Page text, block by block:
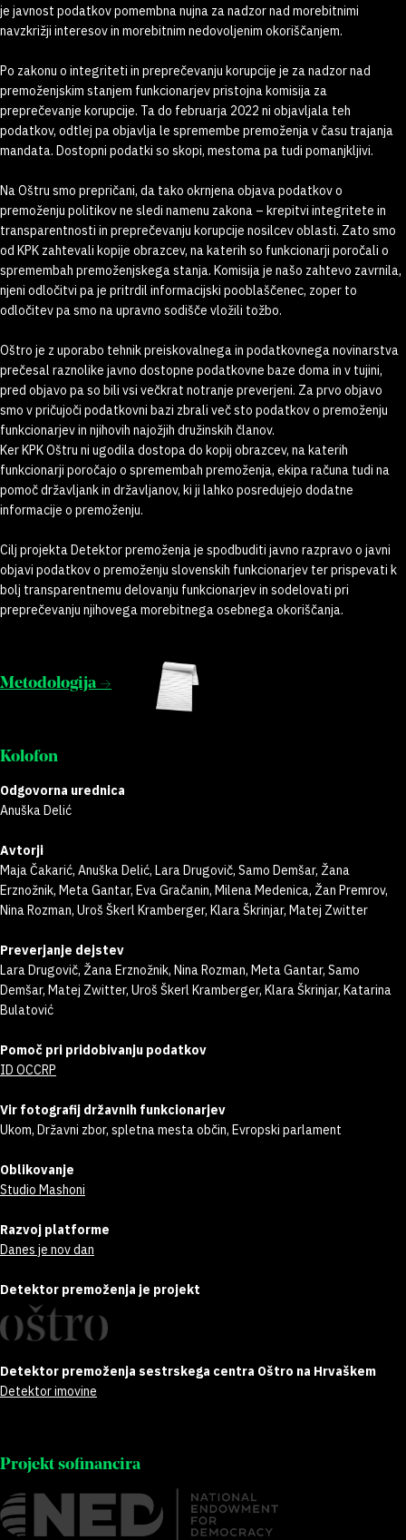
je javnost podatkov pomembna nujna za nadzor nad morebitnimi
navzkrižji interesov in morebitnim nedovoljenim okoriščanjem.
Po zakonu o integriteti in preprečevanju korupcije je za nadzor nad
premoženjskim stanjem funkcionarjev pristojna komisija za
preprečevanje korupcije. Ta do februarja 2022 ni objavljala teh
podatkov, odtlej pa objavlja le spremembe premoženja v času trajanja
mandata. Dostopni podatki so skopi, mestoma pa tudi pomanjkljivi.
Na Oštru smo prepričani, da tako okrnjena objava podatkov o
premoženju politikov ne sledi namenu zakona – krepitvi integritete in
transparentnosti in preprečevanju korupcije nosilcev oblasti. Zato smo
od KPK zahtevali kopije obrazcev, na katerih so funkcionarji poročali o
spremembah premoženjskega stanja. Komisija je našo zahtevo zavrnila,
njeni odločitvi pa je pritrdil informacijski pooblaščenec, zoper to
odločitev pa smo na upravno sodišče vložili tožbo.
Oštro je z uporabo tehnik preiskovalnega in podatkovnega novinarstva
prečesal raznolike javno dostopne podatkovne baze doma in v tujini,
pred objavo pa so bili vsi večkrat notranje preverjeni. Za prvo objavo
smo v pričujoči podatkovni bazi zbrali več sto podatkov o premoženju
funkcionarjev in njihovih najožjih družinskih članov.
Ker KPK Oštru ni ugodila dostopa do kopij obrazcev, na katerih
funkcionarji poročajo o spremembah premoženja, ekipa računa tudi na
pomoč državljank in državljanov, ki ji lahko posredujejo dodatne
informacije o premoženju.
Cilj projekta Detektor premoženja je spodbuditi javno razpravo o javni
objavi podatkov o premoženju slovenskih funkcionarjev ter prispevati k
bolj transparentnemu delovanju funkcionarjev in sodelovati pri
preprečevanju njihovega morebitnega osebnega okoriščanja.
Metodologija →
Kolofon
Odgovorna urednica
Anuška Delić
Avtorji
Maja Čakarić, Anuška Delić, Lara Drugovič, Samo Demšar, Žana
Erznožnik, Meta Gantar, Eva Gračanin, Milena Medenica, Žan Premrov,
Nina Rozman, Uroš Škerl Kramberger, Klara Škrinjar, Matej Zwitter
Preverjanje dejstev
Lara Drugovič, Žana Erznožnik, Nina Rozman, Meta Gantar, Samo
Demšar, Matej Zwitter, Uroš Škerl Kramberger, Klara Škrinjar, Katarina
Bulatović
Pomoč pri pridobivanju podatkov
ID OCCRP
Vir fotografij državnih funkcionarjev
Ukom, Državni zbor, spletna mesta občin, Evropski parlament
Oblikovanje
Studio Mashoni
Razvoj platforme
Danes je nov dan
Detektor premoženja je projekt
Detektor premoženja sestrskega centra Oštro na Hrvaškem
Detektor imovine
Projekt sofinancira